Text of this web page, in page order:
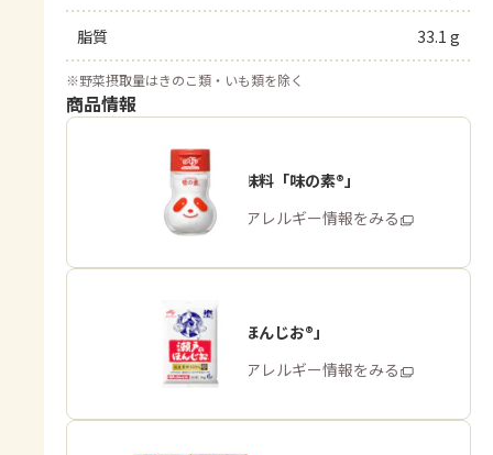
脂質 33.1 g
※野菜摂取量はきのこ類・いも類を除く
商品情報
うま味調味料「味の素®」
商品・アレルギー情報をみる
「瀬戸のほんじお®」
商品・アレルギー情報をみる